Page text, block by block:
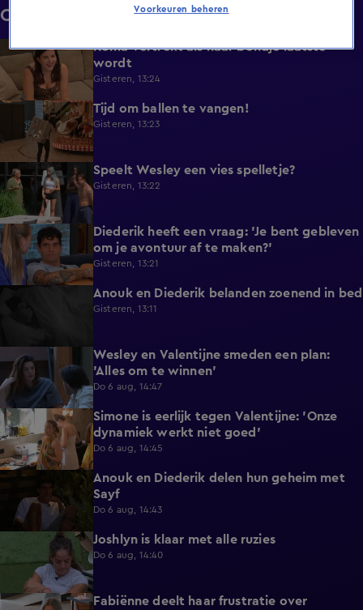
Clips
0:31
Roma vertrekt als haar bondje laatste
wordt
Gisteren, 13:24
Tijd om ballen te vangen!
Gisteren, 13:23
0:48 Speelt Wesley een vies spelletje?
Gisteren, 13:22
0:37
Diederik heeft een vraag: 'Je bent gebleven
om je avontuur af te maken?'
Gisteren, 13:21
Anouk en Diederik belanden zoenend in bed
Gisteren, 13:11
0:26
Wesley en Valentijne smeden een plan:
'Alles om te winnen'
Do 6 aug, 14:47
1:12
Simone is eerlijk tegen Valentijne: 'Onze
dynamiek werkt niet goed'
Do 6 aug, 14:45
0:48
Anouk en Diederik delen hun geheim met
Sayf
Do 6 aug, 14:43
Joshlyn is klaar met alle ruzies
Do 6 aug, 14:40
0:29
Fabiënne deelt haar frustratie over
Voorkeuren beheren